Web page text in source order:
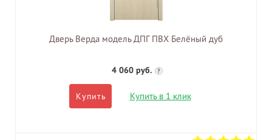
Дверь Верда модель ДПГ ПВХ Белёный дуб
4 060 руб. ?
Купить Купить в 1 клик